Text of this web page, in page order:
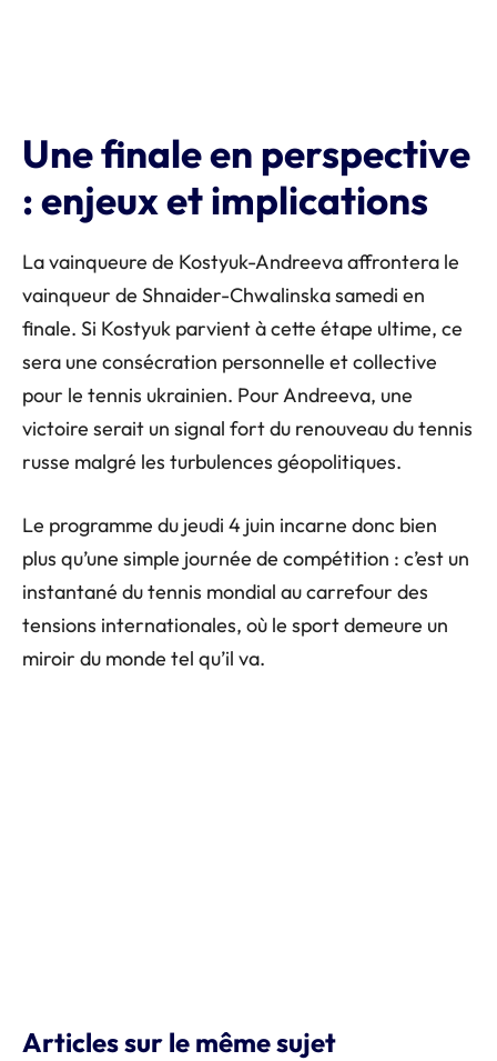
Une finale en perspective
: enjeux et implications
La vainqueure de Kostyuk-Andreeva affrontera le
vainqueur de Shnaider-Chwalinska samedi en
finale. Si Kostyuk parvient à cette étape ultime, ce
sera une consécration personnelle et collective
pour le tennis ukrainien. Pour Andreeva, une
victoire serait un signal fort du renouveau du tennis
russe malgré les turbulences géopolitiques.
Le programme du jeudi 4 juin incarne donc bien
plus qu’une simple journée de compétition : c’est un
instantané du tennis mondial au carrefour des
tensions internationales, où le sport demeure un
miroir du monde tel qu’il va.
Articles sur le même sujet